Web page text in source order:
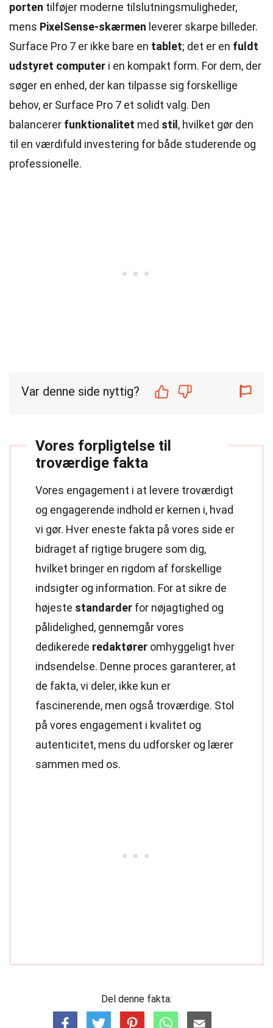
porten tilføjer moderne tilslutningsmuligheder,
mens PixelSense-skærmen leverer skarpe billeder.
Surface Pro 7 er ikke bare en tablet; det er en fuldt
udstyret computer i en kompakt form. For dem, der
søger en enhed, der kan tilpasse sig forskellige
behov, er Surface Pro 7 et solidt valg. Den
balancerer funktionalitet med stil , hvilket gør den
til en værdifuld investering for både studerende og
professionelle.
Var denne side nyttig?
Vores forpligtelse til
troværdige fakta
Vores engagement i at levere troværdigt
og engagerende indhold er kernen i, hvad
vi gør. Hver eneste fakta på vores side er
bidraget af rigtige brugere som dig,
hvilket bringer en rigdom af forskellige
indsigter og information. For at sikre de
højeste standarder for nøjagtighed og
pålidelighed, gennemgår vores
dedikerede redaktører omhyggeligt hver
indsendelse. Denne proces garanterer, at
de fakta, vi deler, ikke kun er
fascinerende, men også troværdige. Stol
på vores engagement i kvalitet og
autenticitet, mens du udforsker og lærer
sammen med os.
Del denne fakta: